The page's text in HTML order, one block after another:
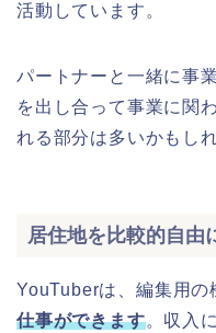
活動しています。
パートナーと一緒に事
を出し合って事業に関
れる部分は多いかもし
居住地を比較的自由
YouTuberは、編集用
仕事ができます。収入